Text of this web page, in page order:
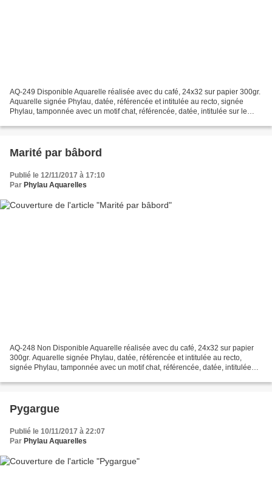
AQ-249 Disponible Aquarelle réalisée avec du café, 24x32 sur papier 300gr.
Aquarelle signée Phylau, datée, référencée et intitulée au recto, signée
Phylau, tamponnée avec un motif chat, référencée, datée, intitulée sur le
Marité par bâbord
Publié le 12/11/2017 à 17:10
Par Phylau Aquarelles
AQ-248 Non Disponible Aquarelle réalisée avec du café, 24x32 sur papier
300gr. Aquarelle signée Phylau, datée, référencée et intitulée au recto,
signée Phylau, tamponnée avec un motif chat, référencée, datée, intitulée
Pygargue
Publié le 10/11/2017 à 22:07
Par Phylau Aquarelles